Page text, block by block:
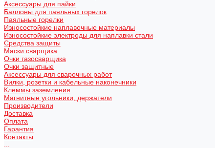
Аксессуары для пайки
Баллоны для паяльных горелок
Паяльные горелки
Износостойкие наплавочные материалы
Износостойкие электроды для наплавки стали
Средства защиты
Маски сварщика
Очки газосварщика
Очки защитные
Аксессуары для сварочных работ
Вилки, розетки и кабельные наконечники
Клеммы заземления
Магнитные угольники, держатели
Производители
Доставка
Оплата
Гарантия
Контакты